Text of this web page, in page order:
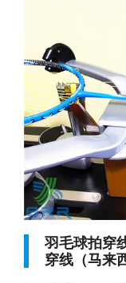
羽毛球拍穿
穿线（马来